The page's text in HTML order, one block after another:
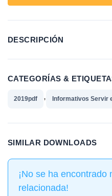
DESCRIPCIÓN
CATEGORÍAS &
2019pdf , Informativos Servir
SIMILAR DOWNLOADS
¡No se ha encontrado
relacionada!